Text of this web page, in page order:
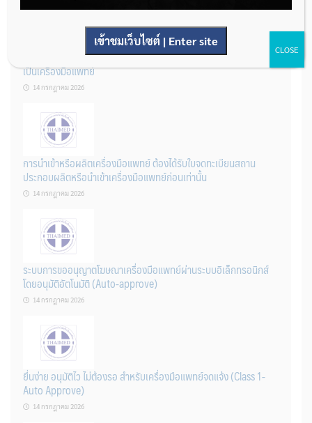
รู้หรือไม่? ผลิตภัณฑ์ชุดตรวจสําหรับตรวจสอบการปนเปื้อนแบบใดจัด
เป็นเครื่องมือแพทย์
14 กรกฎาคม 2026
การนำเข้าหรือผลิตเครื่องมือแพทย์ ต้องได้รับใบจดทะเบียนสถาน
ประกอบผลิตหรือนำเข้าเครื่องมือแพทย์ก่อนเท่านั้น
14 กรกฎาคม 2026
ระบบการขออนุญาตโฆษณาเครื่องมือแพทย์ผ่านระบบอิเล็กทรอนิกส์
โดยอนุมัติอัตโนมัติ (Auto-approve)
14 กรกฎาคม 2026
ยื่นง่าย อนุมัติไว ไม่ต้องรอ สำหรับเครื่องมือแพทย์จดแจ้ง (Class 1-
Auto Approve)
14 กรกฎาคม 2026
เข้าชมเว็บไซต์ | Enter site
CLOSE